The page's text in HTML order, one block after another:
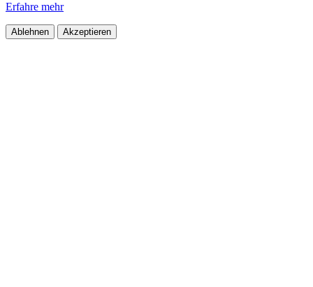
Erfahre mehr
Ablehnen Akzeptieren